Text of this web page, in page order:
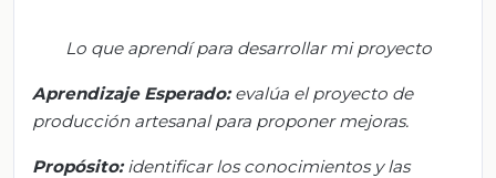
Lo que aprendí para desarrollar miproyecto
Aprendizaje Esperado:evalúa el proyecto de
producción artesanal para proponer mejoras.
Propósito:identificar los conocimientos y las